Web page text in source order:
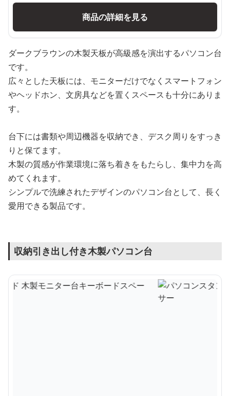
商品の詳細を見る
ダークブラウンの木製天板が高級感を演出するパソコン台
です。
広々とした天板には、モニターだけでなくスマートフォン
やヘッドホン、文房具などを置くスペースも十分にありま
す。
台下には書類や周辺機器を収納でき、デスク周りをすっき
りと保てます。
木製の質感が作業環境に落ち着きをもたらし、集中力を高
めてくれます。
シンプルで洗練されたデザインのパソコン台として、長く
愛用できる製品です。
収納引き出し付き木製パソコン台